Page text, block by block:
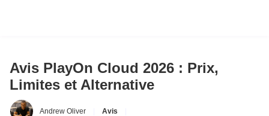
Avis PlayOn Cloud 2026 : Prix,
Limites et Alternative
Andrew Oliver Avis